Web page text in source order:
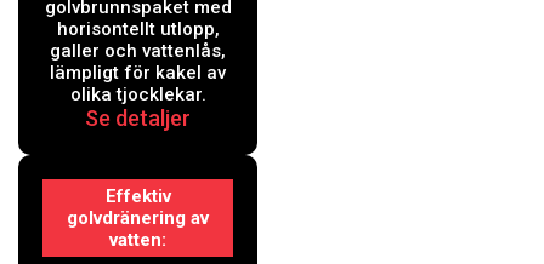
golvbrunnspaket med
horisontellt utlopp,
galler och vattenlås,
lämpligt för kakel av
olika tjocklekar.
Se detaljer
Effektiv
golvdränering av
vatten